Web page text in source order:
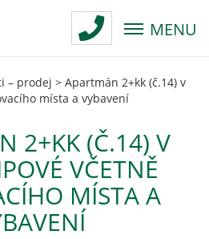
MENU
– prodej > Apartmán 2+kk (č.14) v
místa a vybavení
2+KK (Č.14) V
VČETNĚ
MÍSTA A